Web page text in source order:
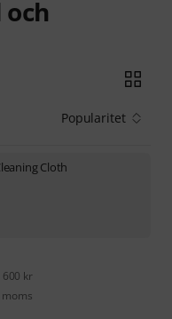
Popularitet
Cloth
kr